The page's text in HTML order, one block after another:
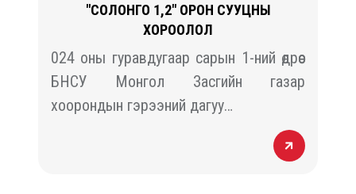
"СОЛОНГО 1,2" ОРОН СУУЦНЫ
ХОРООЛОЛ
024 оны гуравдугаар сарын 1-ний өдрөөс
БНСУ Монгол Засгийн газар
хоорондын гэрээний дагуу…